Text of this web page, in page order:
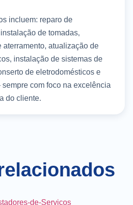
incluem: reparo de
de tomadas,
aterramento, atualização de
instalação de sistemas de
de eletrodomésticos e
com foco na excelência
do cliente.